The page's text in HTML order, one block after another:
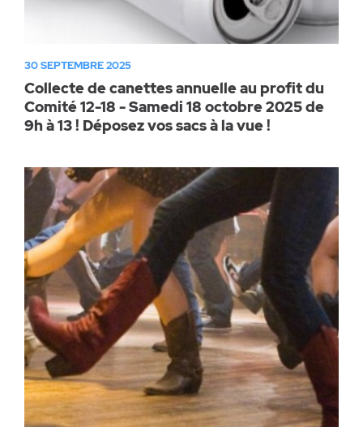
30 SEPTEMBRE 2025
Collecte de canettes annuelle au profit du
Comité 12-18 - Samedi 18 octobre 2025 de
9h à 13 ! Déposez vos sacs à la vue !